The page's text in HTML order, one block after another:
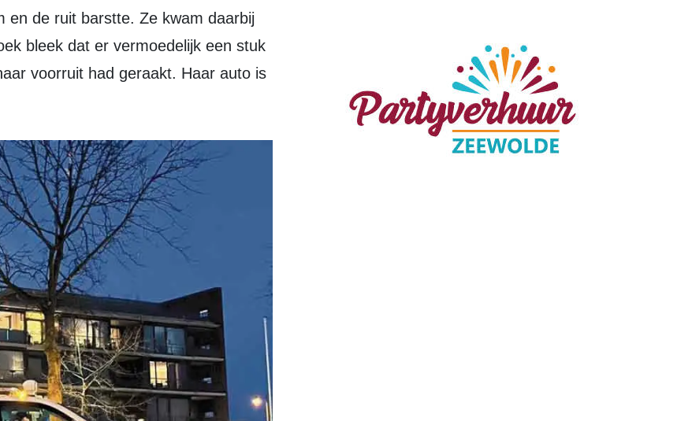
en de ruit barstte. Ze kwam daarbij
bleek dat er vermoedelijk een stuk
voorruit had geraakt. Haar auto is